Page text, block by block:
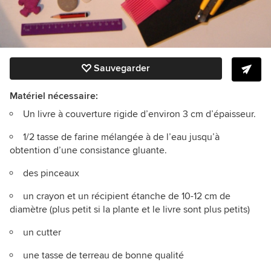
Sauvegarder
Matériel nécessaire:
Un livre à couverture rigide d’environ 3 cm d’épaisseur.
1/2 tasse de farine mélangée à de l’eau jusqu’à
obtention d’une consistance gluante.
des pinceaux
un crayon et un récipient étanche de 10-12 cm de
diamètre (plus petit si la plante et le livre sont plus petits)
un cutter
une tasse de terreau de bonne qualité